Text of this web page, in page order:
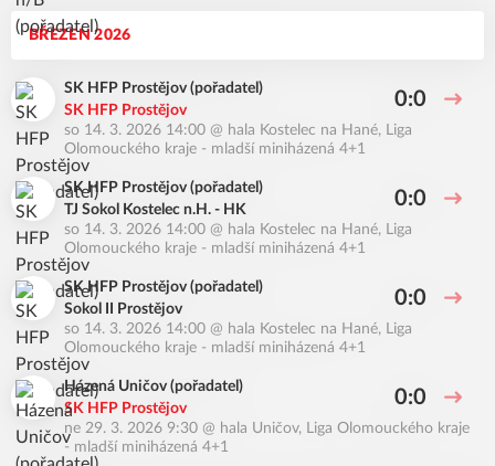
BŘEZEN 2026
SK HFP Prostějov (pořadatel)
SK HFP Prostějov
0:0
so 14. 3. 2026 14:00 @ hala Kostelec na Hané, Liga
Olomouckého kraje - mladší miniházená 4+1
SK HFP Prostějov (pořadatel)
TJ Sokol Kostelec n.H. - HK
0:0
so 14. 3. 2026 14:00 @ hala Kostelec na Hané, Liga
Olomouckého kraje - mladší miniházená 4+1
SK HFP Prostějov (pořadatel)
Sokol II Prostějov
0:0
so 14. 3. 2026 14:00 @ hala Kostelec na Hané, Liga
Olomouckého kraje - mladší miniházená 4+1
Házená Uničov (pořadatel)
SK HFP Prostějov
0:0
ne 29. 3. 2026 9:30 @ hala Uničov, Liga Olomouckého kraje
- mladší miniházená 4+1